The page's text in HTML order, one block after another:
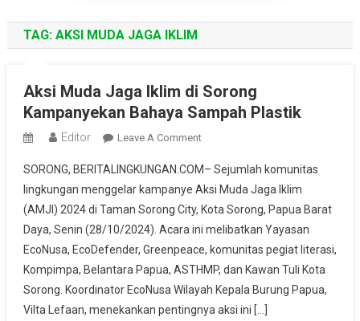
TAG: AKSI MUDA JAGA IKLIM
Aksi Muda Jaga Iklim di Sorong
Kampanyekan Bahaya Sampah Plastik
Editor Leave A CommentOn
Muda
Jaga
Iklim
Di
Sorong
Kampanyekan
Bahaya
Sampah
SORONG, BERITALINGKUNGAN.COM– Sejumlah komunitas
lingkungan menggelar kampanye Aksi Muda Jaga Iklim
(AMJI) 2024 di Taman Sorong City, Kota Sorong, Papua Barat
Daya, Senin (28/10/2024). Acara ini melibatkan Yayasan
EcoNusa, EcoDefender, Greenpeace, komunitas pegiat literasi,
Kompimpa, Belantara Papua, ASTHMP, dan Kawan Tuli Kota
Sorong. Koordinator EcoNusa Wilayah Kepala Burung Papua,
Vilta Lefaan, menekankan pentingnya aksi ini […]